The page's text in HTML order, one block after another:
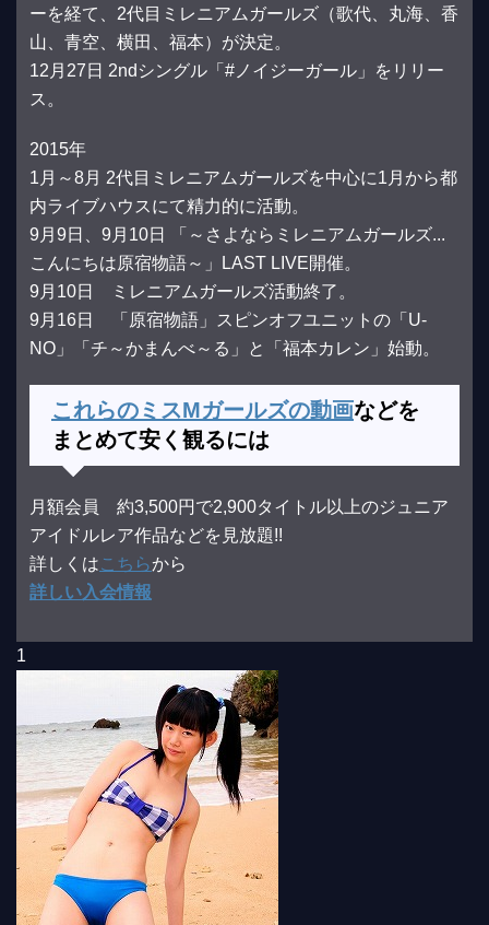
ーを経て、2代目ミレニアムガールズ（歌代、丸海、香
山、青空、横田、福本）が決定。
12月27日 2ndシングル「#ノイジーガール」をリリー
ス。
2015年
1月～8月 2代目ミレニアムガールズを中心に1月から都
内ライブハウスにて精力的に活動。
9月9日、9月10日 「～さよならミレニアムガールズ...
こんにちは原宿物語～」LAST LIVE開催。
9月10日 ミレニアムガールズ活動終了。
9月16日 「原宿物語」スピンオフユニットの「U-
NO」「チ～かまんべ～る」と「福本カレン」始動。
これらのミスMガールズの動画などを
まとめて安く観るには
月額会員 約3,500円で2,900タイトル以上のジュニア
アイドルレア作品などを見放題!!
詳しくはこちらから
詳しい入会情報
1